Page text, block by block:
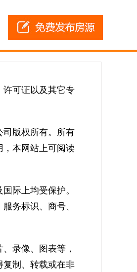
许可证以及其它专
司版权所有。所有
本网站上可阅读
际上均受保护。
务标识、商号、
录像、图表等，
复制、转载或在非